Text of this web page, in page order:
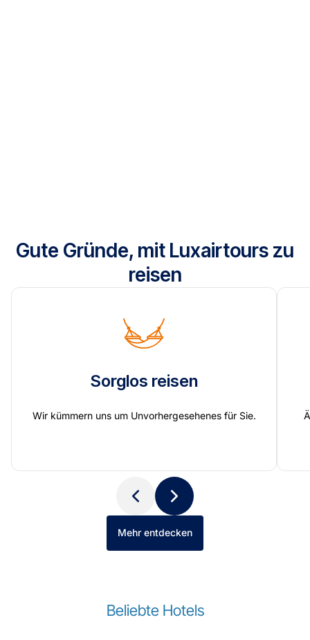
Gute Gründe, mit Luxairtours zu
reisen
Sorglos reisen
Wir kümmern uns um Unvorhergesehenes für Sie.
Mehr entdecken
Beliebte Hotels